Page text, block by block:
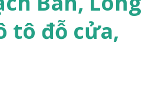
cập nhật liên tục tại website
vốn ngân hàng mua nhà
thêm tại website
ĐỐI VỚI KHÁCH XEM
tô đỗ cửa,